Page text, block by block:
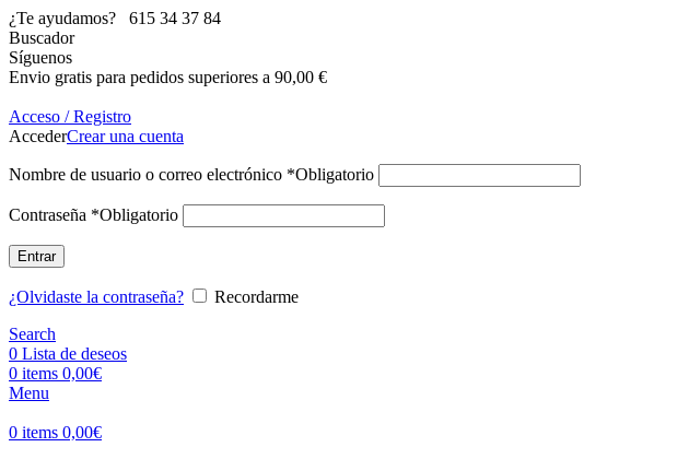
¿Te ayudamos?
615 34 37 84
Buscador
Síguenos
Envio gratis para pedidos superiores a 90,00 €
Acceso / Registro
AccederCrear una cuenta
Nombre de usuario o correo electrónico *Obligatorio
Contraseña *Obligatorio
Entrar
¿Olvidaste la contraseña?
Recordarme
Search
0 Lista de deseos
0 items 0,00€
Menu
0 items 0,00€